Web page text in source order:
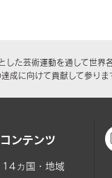
した芸術運動を通して世界
成に向けて貢献して参りま
ンテンツ
ヵ国・地域